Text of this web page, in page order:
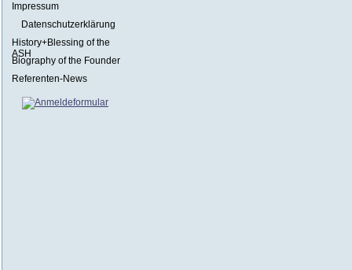
Impressum
Datenschutzerklärung
History+Blessing of the
ASH
Biography of the Founder
Referenten-News